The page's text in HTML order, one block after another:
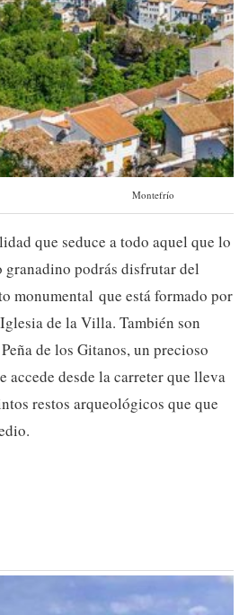
Montefrío
que seduce a todo aquel que lo
granadino podrás disfrutar del
monumental que está formado por
de la Villa. También son
de los Gitanos, un precioso
accede desde la carreter que lleva
restos arqueológicos que que